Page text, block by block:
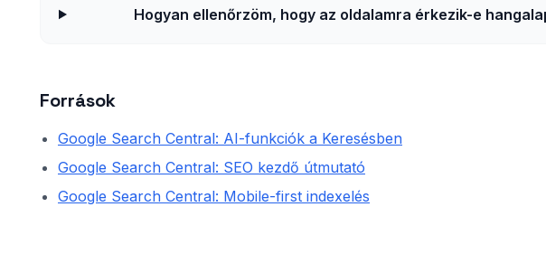
Hogyan ellenőrzöm, hogy az oldalamra érkezik-e
Források
Google Search Central: AI-funkciók a Keresésben
Google Search Central: SEO kezdő útmutató
Google Search Central: Mobile-first indexelés